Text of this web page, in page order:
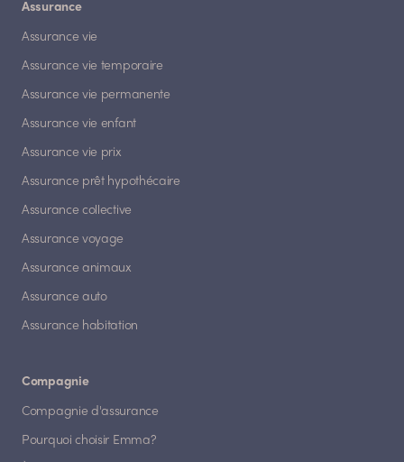
Assurance
Assurance vie
Assurance vie temporaire
Assurance vie permanente
Assurance vie enfant
Assurance vie prix
Assurance prêt hypothécaire
Assurance collective
Assurance voyage
Assurance animaux
Assurance auto
Assurance habitation
Compagnie
Compagnie d'assurance
Pourquoi choisir Emma?